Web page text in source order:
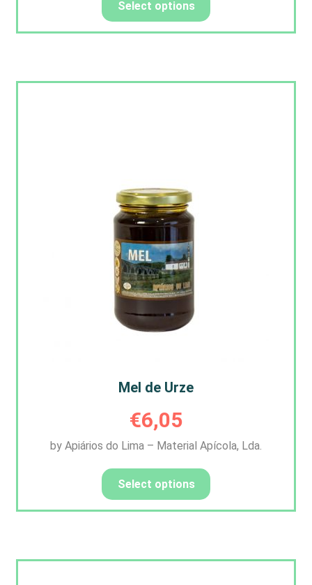
Select options
Mel de Urze
€6,05
by Apiários do Lima – Material Apícola, Lda.
Select options